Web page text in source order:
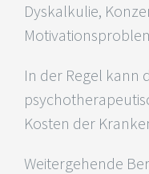
Dyskalkulie,
In der Regel kann
Kosten der
Weitergehende